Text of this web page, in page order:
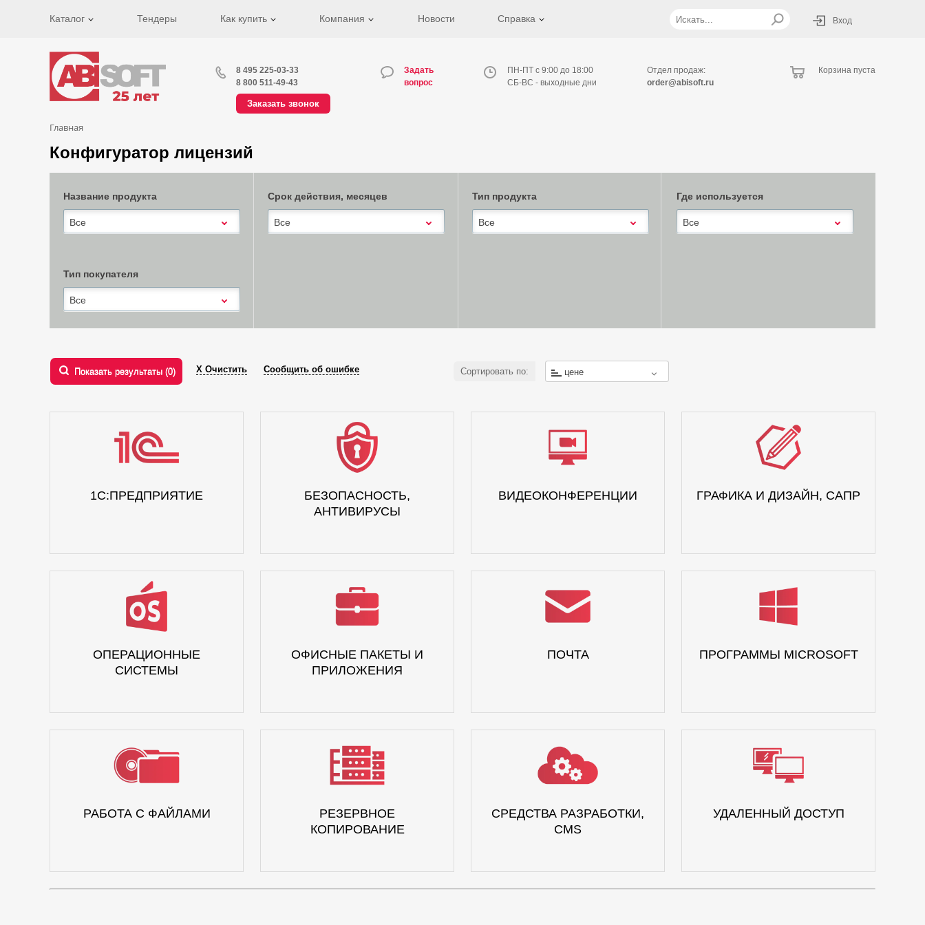
Каталог Тендеры Как купить Компания Новости Справка Вход
8 495 225-03-33
8 800 511-49-43
Заказать звонок
Задать
вопрос
ПН-ПТ с 9:00 до 18:00
СБ-ВС - выходные дни
Отдел продаж:
order@abisoft.ru
Корзина пуста
Главная
Конфигуратор лицензий
Название продукта
Все
Срок действия, месяцев
Все
Тип продукта
Все
Где используется
Все
Тип покупателя
Все
Показать результаты (0) Х Очистить Сообщить об ошибке Сортировать по: цене
1С:ПРЕДПРИЯТИЕ
БЕЗОПАСНОСТЬ,
АНТИВИРУСЫ
ВИДЕОКОНФЕРЕНЦИИ ГРАФИКА И ДИЗАЙН, САПР
ОПЕРАЦИОННЫЕ
СИСТЕМЫ
ОФИСНЫЕ ПАКЕТЫ И
ПРИЛОЖЕНИЯ
ПОЧТА ПРОГРАММЫ MICROSOFT
РАБОТА С ФАЙЛАМИ
РЕЗЕРВНОЕ
КОПИРОВАНИЕ
СРЕДСТВА РАЗРАБОТКИ,
CMS
УДАЛЕННЫЙ ДОСТУП